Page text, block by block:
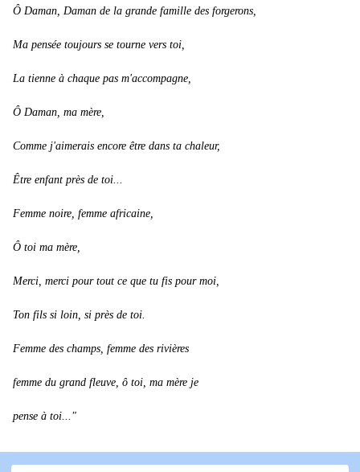
Ô Daman, Daman de la grande famille des forgerons,
Ma pensée toujours se tourne vers toi,
La tienne à chaque pas m'accompagne,
Ô Daman, ma mère,
Comme j'aimerais encore être dans ta chaleur,
Être enfant près de toi...
Femme noire, femme africaine,
Ô toi ma mère,
Merci, merci pour tout ce que tu fis pour moi,
Ton fils si loin, si près de toi.
Femme des champs, femme des rivières
femme du grand fleuve, ô toi, ma mère je
pense à toi..."